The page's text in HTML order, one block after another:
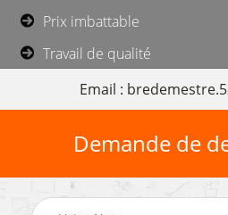
Prix imbattable
Travail de qualité
Email :
Demande de